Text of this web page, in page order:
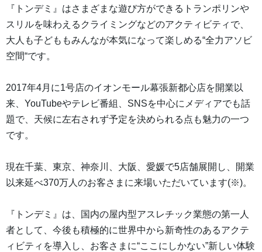
『トンデミ』はさまざまな遊び方ができるトランポリンや
スリルを味わえるクライミングなどのアクティビティで、
大人も子どももみんなが本気になって楽しめる“全力アソビ
空間“です。
2017年4月に1号店のイオンモール幕張新都心店を開業以
来、YouTubeやテレビ番組、SNSを中心にメディアでも話
題で、天候に左右されず予定を決められる点も魅力の一つ
です。
現在千葉、東京、神奈川、大阪、愛媛で5店舗展開し、開業
以来延べ370万人のお客さまに来場いただいています(※)。
『トンデミ』は、国内の屋内型アスレチック業態の第一人
者として、今後も積極的に世界中から新奇性のあるアクテ
ィビティを導入し、お客さまに“ここにしかない”新しい体験